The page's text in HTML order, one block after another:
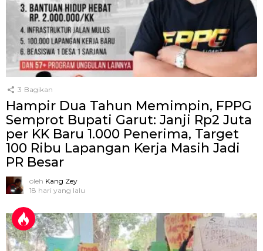
3 Bagikan
Hampir Dua Tahun Memimpin, FPPG
Semprot Bupati Garut: Janji Rp2 Juta
per KK Baru 1.000 Penerima, Target
100 Ribu Lapangan Kerja Masih Jadi
PR Besar
oleh Kang Zey
18 hari yang lalu